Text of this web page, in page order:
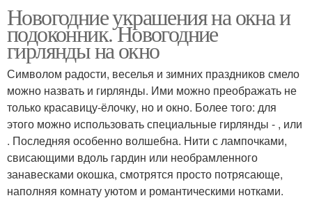
Новогодние украшения на окна и
подоконник. Новогодние
гирлянды на окно
Символом радости, веселья и зимних праздников смело
можно назвать и гирлянды. Ими можно преображать не
только красавицу-ёлочку, но и окно. Более того: для
этого можно использовать специальные гирлянды - , или
. Последняя особенно волшебна. Нити с лампочками,
свисающими вдоль гардин или необрамленного
занавесками окошка, смотрятся просто потрясающе,
наполняя комнату уютом и романтическими нотками.